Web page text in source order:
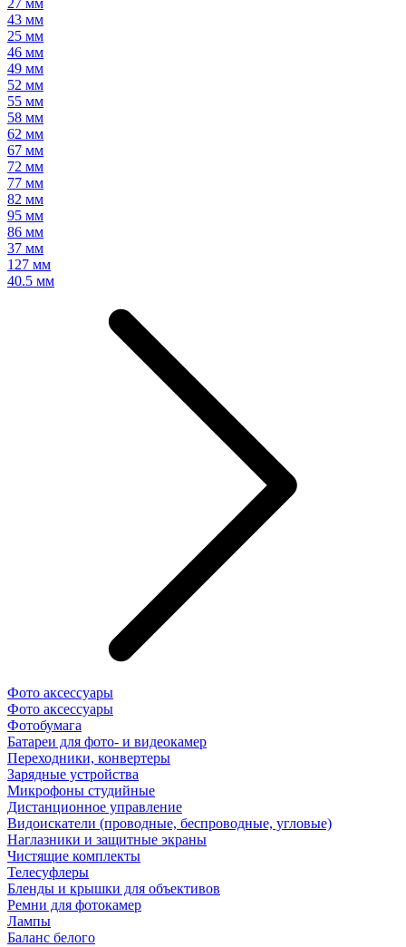
27 мм
43 мм
25 мм
46 мм
49 мм
52 мм
55 мм
58 мм
62 мм
67 мм
72 мм
77 мм
82 мм
95 мм
86 мм
37 мм
127 мм
40.5 мм
Фото аксессуары
Фото аксессуары
Фотобумага
Батареи для фото- и видеокамер
Переходники, конвертеры
Зарядные устройства
Микрофоны студийные
Дистанционное управление
Видоискатели (проводные, беспроводные, угловые)
Наглазники и защитные экраны
Чистящие комплекты
Телесуфлеры
Бленды и крышки для объективов
Ремни для фотокамер
Лампы
Баланс белого